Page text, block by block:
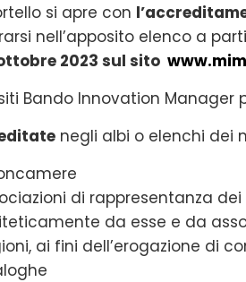
si apre con
nell’apposito elenco a
2023 sul sito
Bando Innovation Manager
negli albi o elenchi dei
di rappresentanza
da esse e da
ai fini dell’erogazione di